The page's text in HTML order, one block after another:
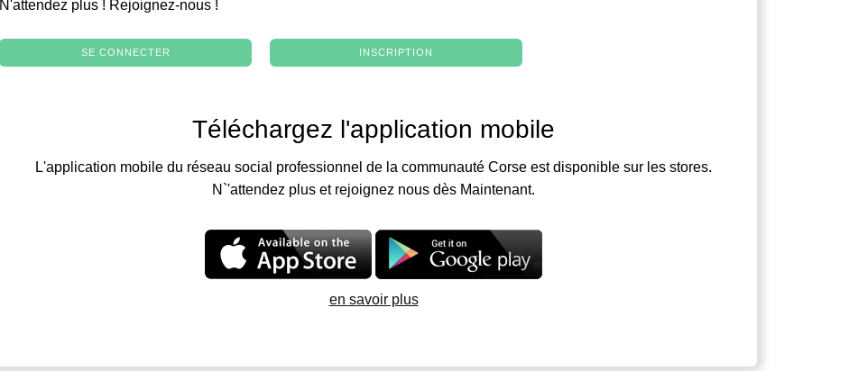
N'attendez plus ! Rejoignez-nous !
SE CONNECTER INSCRIPTION
Téléchargez l'application mobile
L'application mobile du réseau social professionnel de la communauté Corse est disponible sur les stores.
N`'attendez plus et rejoignez nous dès Maintenant.
en savoir plus